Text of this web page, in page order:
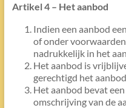
Artikel 4 – Het aanbod
Indien een aanbod
of onder
nadrukkelijk in het
Het aanbod is
gerechtigd het
Het aanbod bevat
omschrijving van de